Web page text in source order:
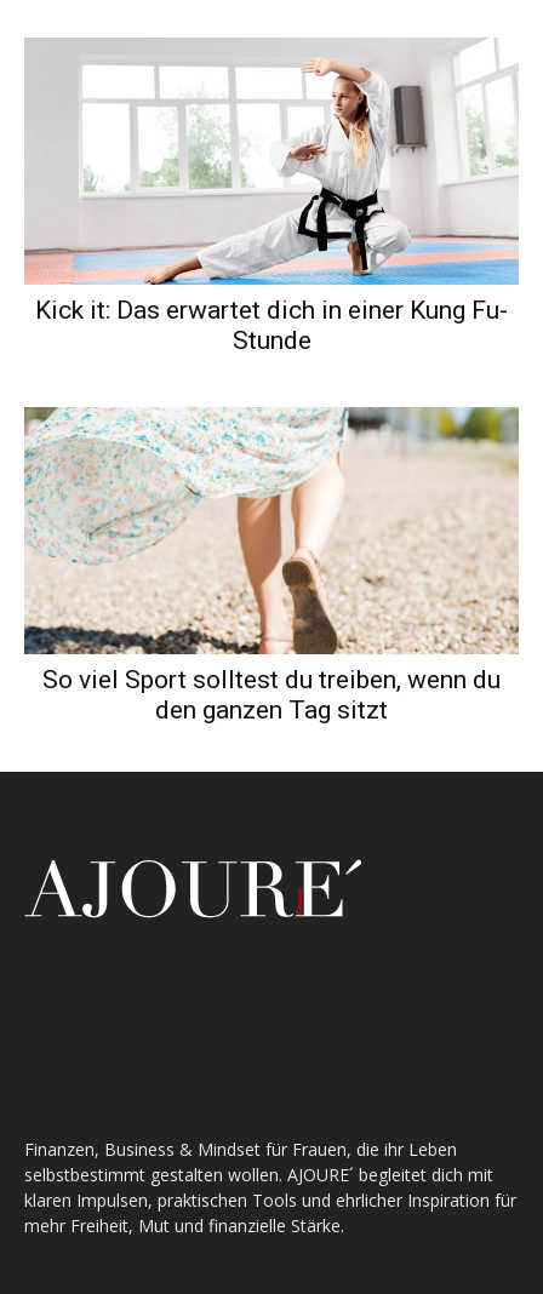
Kick it: Das erwartet dich in einer Kung Fu-
Stunde
So viel Sport solltest du treiben, wenn du
den ganzen Tag sitzt
Finanzen, Business & Mindset für Frauen, die ihr Leben
selbstbestimmt gestalten wollen. AJOURE´ begleitet dich mit
klaren Impulsen, praktischen Tools und ehrlicher Inspiration für
mehr Freiheit, Mut und finanzielle Stärke.